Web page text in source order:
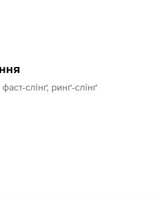
слінґ, ринґ-слінґ